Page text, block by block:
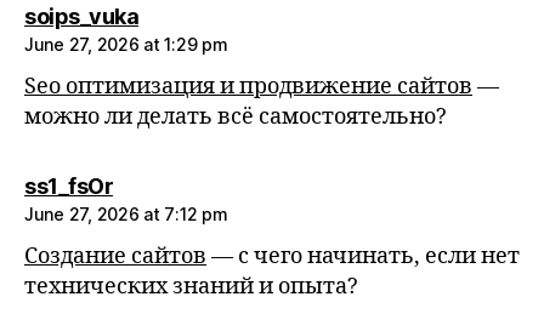
soips_vukasays:
June 27, 2026 at 1:29 pm
Seo оптимизация и продвижение сайтов —
можно ли делать всё самостоятельно?
ss1_fsOrsays:
June 27, 2026 at 7:12 pm
Создание сайтов — с чего начинать, если нет
технических знаний и опыта?